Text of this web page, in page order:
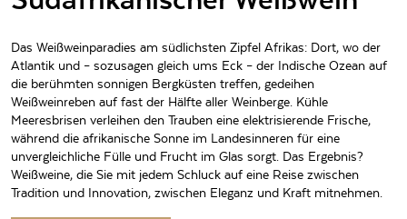
Das Weißweinparadies am südlichsten Zipfel Afrikas: Dort, wo der
Atlantik und – sozusagen gleich ums Eck – der Indische Ozean auf
die berühmten sonnigen Bergküsten treffen, gedeihen
Weißweinreben auf fast der Hälfte aller Weinberge. Kühle
Meeresbrisen verleihen den Trauben eine elektrisierende Frische,
während die afrikanische Sonne im Landesinneren für eine
unvergleichliche Fülle und Frucht im Glas sorgt. Das Ergebnis?
Weißweine, die Sie mit jedem Schluck auf eine Reise zwischen
Tradition und Innovation, zwischen Eleganz und Kraft mitnehmen.